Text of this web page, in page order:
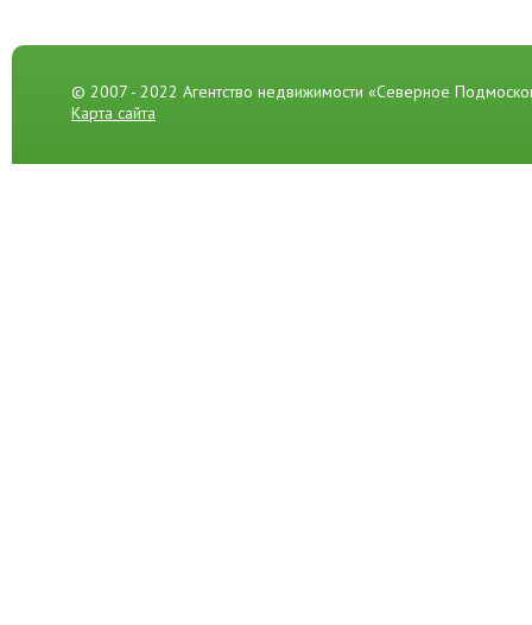
© 2007 - 2022 Агентство недвижимости «Северное
Карта сайта